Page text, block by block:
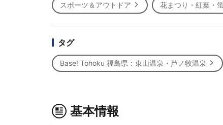
スポーツ＆アウトドア 花まつり・紅葉・蛍
タグ
Base! Tohoku 福島県：東山温泉・芦ノ牧温泉
基本情報